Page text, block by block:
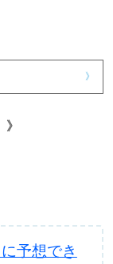
ン
》
》
予想でき